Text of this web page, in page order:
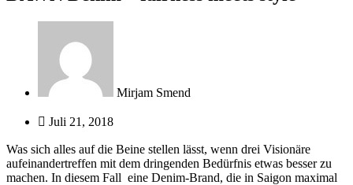
Mirjam Smend
Juli 21, 2018
Was sich alles auf die Beine stellen lässt, wenn drei Visionäre
aufeinandertreffen mit dem dringenden Bedürfnis etwas besser zu
machen. In diesem Fall eine Denim-Brand, die in Saigon maximal